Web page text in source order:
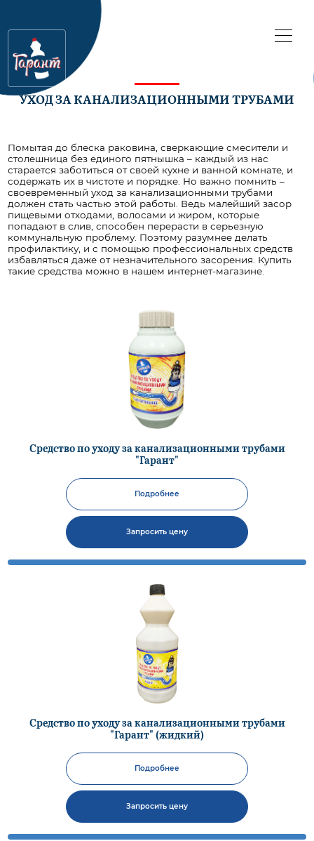
УХОД ЗА КАНАЛИЗАЦИОННЫМИ ТРУБАМИ
Помытая до блеска раковина, сверкающие смесители и
столешница без единого пятнышка – каждый из нас
старается заботиться от своей кухне и ванной комнате, и
содержать их в чистоте и порядке. Но важно помнить –
своевременный уход за канализационными трубами
должен стать частью этой работы. Ведь малейший засор
пищевыми отходами, волосами и жиром, которые
попадают в слив, способен перерасти в серьезную
коммунальную проблему. Поэтому разумнее делать
профилактику, и с помощью профессиональных средств
избавляться даже от незначительного засорения. Купить
такие средства можно в нашем интернет-магазине.
Средство по уходу за канализационными трубами
"Гарант"
Подробнее
Запросить цену
Средство по уходу за канализационными трубами
"Гарант" (жидкий)
Подробнее
Запросить цену